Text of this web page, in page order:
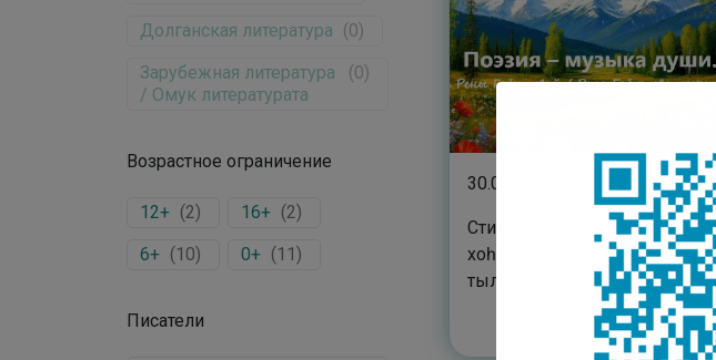
30.03.2026
Стихи детям / Оҕолорго
хоһооннор (переводы /
тылбаастар)
Читать полностью
Долганская литература (0)
Зарубежная литература
/ Омук литературата
(0)
Возрастное ограничение
12+ (2) 16+ (2)
6+ (10) 0+ (11)
Писатели